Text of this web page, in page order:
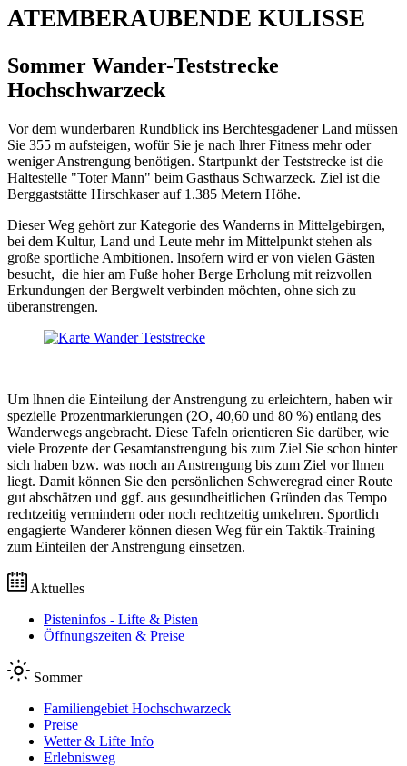
ATEMBERAUBENDE KULISSE
Sommer Wander-Teststrecke
Hochschwarzeck
Vor dem wunderbaren Rundblick ins Berchtesgadener Land müssen
Sie 355 m aufsteigen, wofür Sie je nach lhrer Fitness mehr oder
weniger Anstrengung benötigen. Startpunkt der Teststrecke ist die
Haltestelle "Toter Mann" beim Gasthaus Schwarzeck. Ziel ist die
Berggaststätte Hirschkaser auf 1.385 Metern Höhe.
Dieser Weg gehört zur Kategorie des Wanderns in Mittelgebirgen,
bei dem Kultur, Land und Leute mehr im Mittelpunkt stehen als
große sportliche Ambitionen. lnsofern wird er von vielen Gästen
besucht, die hier am Fuße hoher Berge Erholung mit reizvollen
Erkundungen der Bergwelt verbinden möchten, ohne sich zu
überanstrengen.
Um lhnen die Einteilung der Anstrengung zu erleichtern, haben wir
spezielle Prozentmarkierungen (2O, 40,60 und 80 %) entlang des
Wanderwegs angebracht. Diese Tafeln orientieren Sie darüber, wie
viele Prozente der Gesamtanstrengung bis zum Ziel Sie schon hinter
sich haben bzw. was noch an Anstrengung bis zum Ziel vor lhnen
liegt. Damit können Sie den persönlichen Schweregrad einer Route
gut abschätzen und ggf. aus gesundheitlichen Gründen das Tempo
rechtzeitig vermindern oder noch rechtzeitig umkehren. Sportlich
engagierte Wanderer können diesen Weg für ein Taktik-Training
zum Einteilen der Anstrengung einsetzen.
Aktuelles
Pisteninfos - Lifte & Pisten
Öffnungszeiten & Preise
Sommer
Familiengebiet Hochschwarzeck
Preise
Wetter & Lifte Info
Erlebnisweg